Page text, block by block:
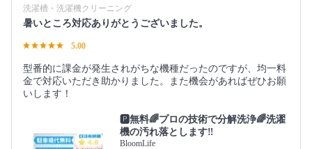
洗濯槽・洗濯機クリーニング
暑いところ対応ありがとうございました。
5.00
型番的に課金が発生されがちな機種だったのですが、均一料
金で対応いただき助かりました。また機会があればぜひお願
いします！
🅿️無料🌈プロの技術で分解洗浄🌈洗濯
機の汚れ落とします‼
BloomLife